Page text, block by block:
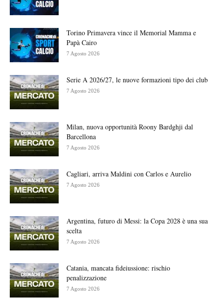
Torino Primavera vince il Memorial Mamma e
Papà Cairo
7 Agosto 2026
Serie A 2026/27, le nuove formazioni tipo dei club
7 Agosto 2026
Milan, nuova opportunità Roony Bardghji dal
Barcellona
7 Agosto 2026
Cagliari, arriva Maldini con Carlos e Aurelio
7 Agosto 2026
Argentina, futuro di Messi: la Copa 2028 è una sua
scelta
7 Agosto 2026
Catania, mancata fideiussione: rischio
penalizzazione
7 Agosto 2026